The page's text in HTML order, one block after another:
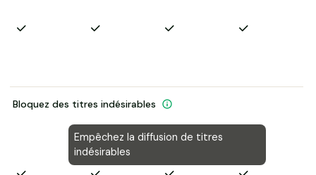
Bloquez des titres indésirables
Empêchez la diffusion de titres
indésirables